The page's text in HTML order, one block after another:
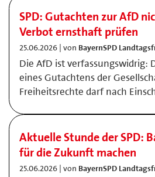
SPD: Gutachten zur AfD
Verbot ernsthaft prüfen
25.06.2026 | von BayernSPD
Die AfD ist verfassungswidrig:
eines Gutachtens der
Freiheitsrechte darf nach
Aktuelle Stunde der SPD:
für die Zukunft machen
25.06.2026 | von BayernSPD